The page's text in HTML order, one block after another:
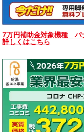
7万円補助金対象機種
詳しくはこちら